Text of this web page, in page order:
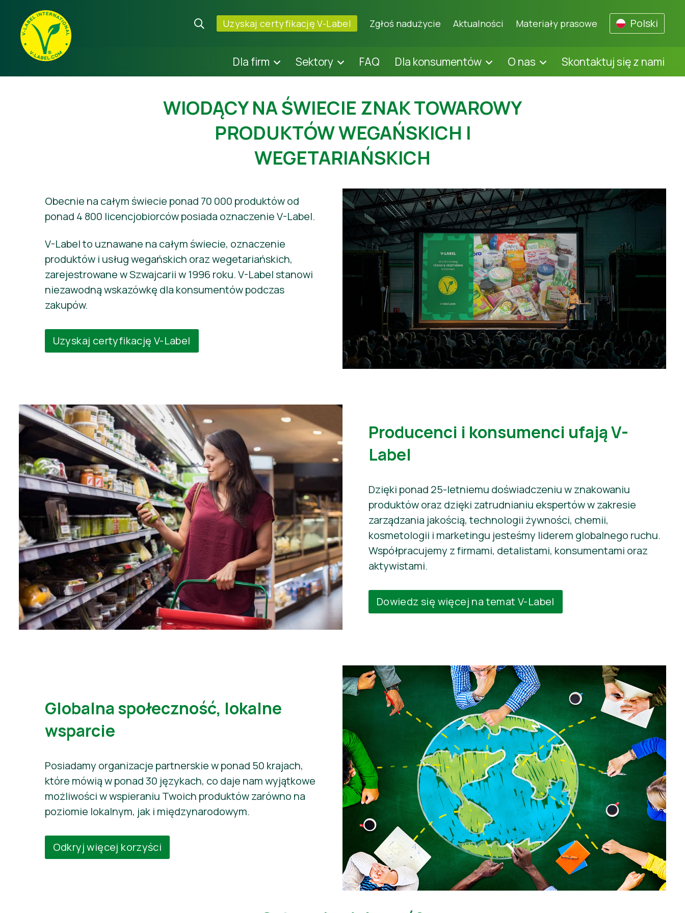
Uzyskaj certyfikację V-Label Zgłoś nadużycie Aktualności Materiały prasowe Polski
Dla firm Sektory FAQ Dla konsumentów O nas Skontaktuj się z nami
WIODĄCY NA ŚWIECIE ZNAK TOWAROWY
PRODUKTÓW WEGAŃSKICH I
WEGETARIAŃSKICH
Obecnie na całym świecie ponad 70 000 produktów od
ponad 4 800 licencjobiorców posiada oznaczenie V-Label.
V-Label to uznawane na całym świecie, oznaczenie
produktów i usług wegańskich oraz wegetariańskich,
zarejestrowane w Szwajcarii w 1996 roku. V-Label stanowi
niezawodną wskazówkę dla konsumentów podczas
zakupów.
Uzyskaj certyfikację V-Label
Producenci i konsumenci ufają V-
Label
Dzięki ponad 25-letniemu doświadczeniu w znakowaniu
produktów oraz dzięki zatrudnianiu ekspertów w zakresie
zarządzania jakością, technologii żywności, chemii,
kosmetologii i marketingu jesteśmy liderem globalnego ruchu.
Współpracujemy z firmami, detalistami, konsumentami oraz
aktywistami.
Dowiedz się więcej na temat V-Label
Globalna społeczność, lokalne
wsparcie
Posiadamy organizacje partnerskie w ponad 50 krajach,
które mówią w ponad 30 językach, co daje nam wyjątkowe
możliwości w wspieraniu Twoich produktów zarówno na
poziomie lokalnym, jak i międzynarodowym.
Odkryj więcej korzyści